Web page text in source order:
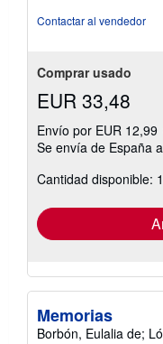
Contactar al vendedor
Comprar usado
EUR 33,48
Envío por EUR 12,99
Se envía de España
Cantidad disponible:
Memorias
Borbón, Eulalia de;